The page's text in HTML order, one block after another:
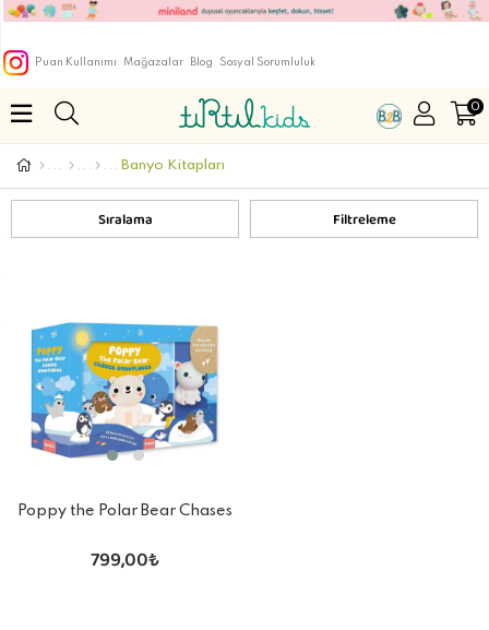
Puan Kullanımı Mağazalar Blog Sosyal Sorumluluk
0
Banyo Kitapları
Filtreleme
Sıralama
Poppy the Polar Bear Chases
799,00₺